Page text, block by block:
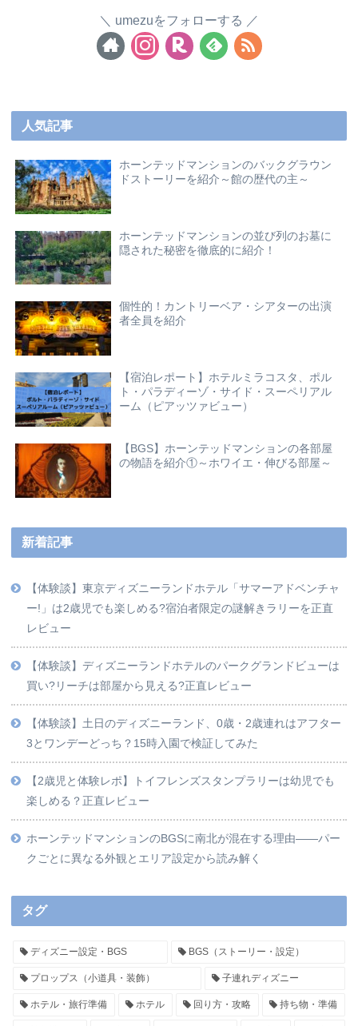
umezuをフォローする
人気記事
ホーンテッドマンションのバックグラウン
ドストーリーを紹介～館の歴代の主～
ホーンテッドマンションの並び列のお墓に
隠された秘密を徹底的に紹介！
個性的！カントリーベア・シアターの出演
者全員を紹介
【宿泊レポート】ホテルミラコスタ、ポル
ト・パラディーゾ・サイド・スーペリアル
ーム（ピアッツァビュー）
【BGS】ホーンテッドマンションの各部屋
の物語を紹介①～ホワイエ・伸びる部屋～
新着記事
【体験談】東京ディズニーランドホテル「サマーアドベンチャ
ー!」は2歳児でも楽しめる?宿泊者限定の謎解きラリーを正直
レビュー
【体験談】ディズニーランドホテルのパークグランドビューは
買い?リーチは部屋から見える?正直レビュー
【体験談】土日のディズニーランド、0歳・2歳連れはアフター
3とワンデーどっち？15時入園で検証してみた
【2歳児と体験レポ】トイフレンズスタンプラリーは幼児でも
楽しめる？正直レビュー
ホーンテッドマンションのBGSに南北が混在する理由——パー
クごとに異なる外観とエリア設定から読み解く
タグ
ディズニー設定・BGS BGS（ストーリー・設定）
プロップス（小道具・装飾） 子連れディズニー
ホテル・旅行準備 ホテル 回り方・攻略 持ち物・準備